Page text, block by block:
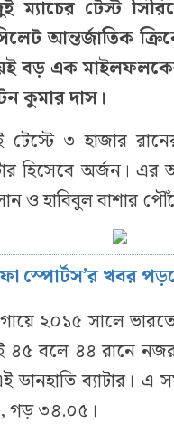
ম্যাচের টেস্ট
আন্তর্জাতিক
বড় এক
কুমার দাস।
৩ হাজার
হিসেবে অর্জন।
ও হাবিবুল বাশার
স্পোর্টস’র খবর
২০১৫ সালে
৪৫ বলে ৪৪ রানে
ব্যাটার। এ
গড় ৩৪.০৫।